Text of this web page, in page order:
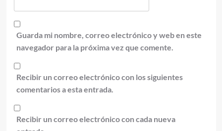
Guarda mi nombre, correo electrónico y web en este
navegador para la próxima vez que comente.
Recibir un correo electrónico con los siguientes
comentarios a esta entrada.
Recibir un correo electrónico con cada nueva